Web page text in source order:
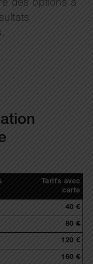
des options à
Tarifs avec
carte
40€
80€
120€
160€